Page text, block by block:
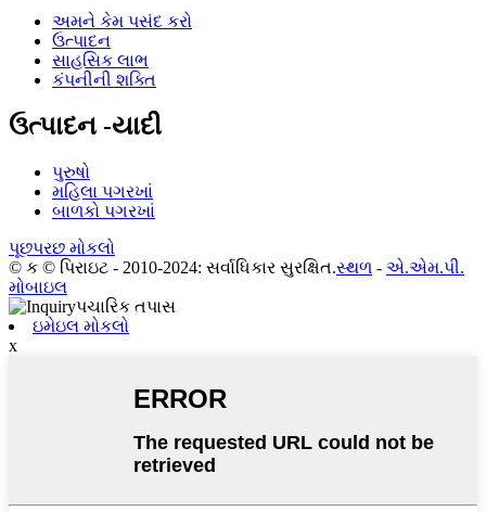
અમને કેમ પસંદ કરો
ઉત્પાદન
સાહસિક લાભ
કંપનીની શક્તિ
ઉત્પાદન -યાદી
પુરુષો
મહિલા પગરખાં
બાળકો પગરખાં
પૂછપરછ મોકલો
© ક © પિરાઇટ - 2010-2024: સર્વાધિકાર સુરક્ષિત.સ્થળ - એ.એમ.પી.
મોબાઇલ
ઇમેઇલ મોકલો
x